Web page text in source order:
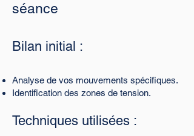
séance
Bilan initial :
Analyse de vos mouvements spécifiques.
Identification des zones de tension.
Techniques utilisées :